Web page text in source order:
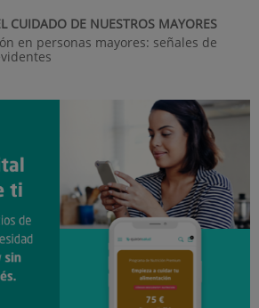
CUIDADO DE NUESTROS MAYORES
en personas mayores: señales de